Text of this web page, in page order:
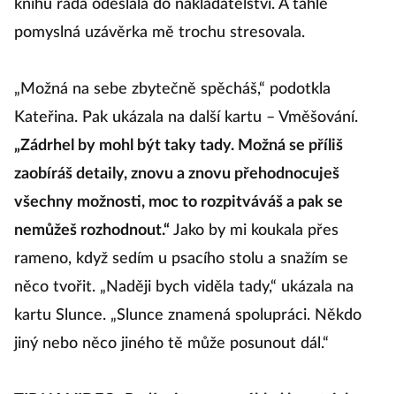
knihu ráda odeslala do nakladatelství. A tahle
pomyslná uzávěrka mě trochu stresovala.
„Možná na sebe zbytečně spěcháš,“ podotkla
Kateřina. Pak ukázala na další kartu – Vměšování.
„Zádrhel by mohl být taky tady. Možná se příliš
zaobíráš detaily, znovu a znovu přehodnocuješ
všechny možnosti, moc to rozpitváváš a pak se
nemůžeš rozhodnout.“ Jako by mi koukala přes
rameno, když sedím u psacího stolu a snažím se
něco tvořit. „Naději bych viděla tady,“ ukázala na
kartu Slunce. „Slunce znamená spolupráci. Někdo
jiný nebo něco jiného tě může posunout dál.“